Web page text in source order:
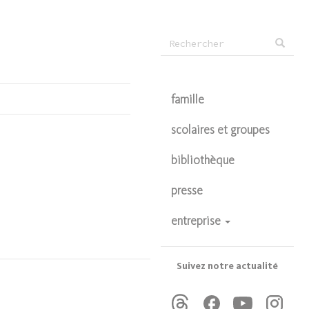
Formulaire
recherche
famille
scolaires et groupes
bibliothèque
presse
entreprise
Suivez notre actualité